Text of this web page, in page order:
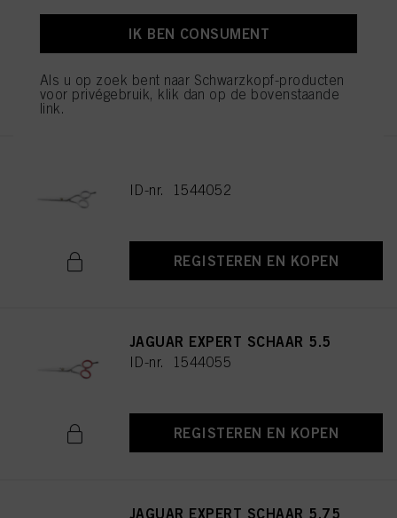
ID-nr. 2853585
REGISTEREN EN KOPEN
ID-nr. 1544052
REGISTEREN EN KOPEN
JAGUAR EXPERT SCHAAR 5.5
ID-nr. 1544055
REGISTEREN EN KOPEN
JAGUAR EXPERT SCHAAR 5.75
IK BEN CONSUMENT
Als u op zoek bent naar Schwarzkopf-producten
voor privégebruik, klik dan op de bovenstaande
link.